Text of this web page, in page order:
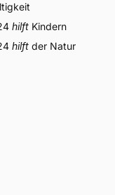
hilft Kindern
hilft der Natur